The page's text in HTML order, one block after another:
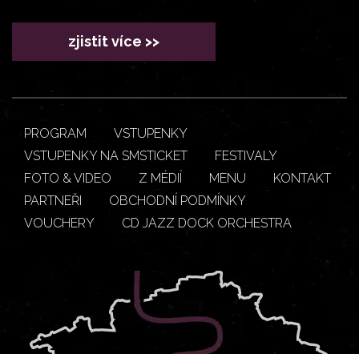
zjistit více >>
PROGRAM
VSTUPENKY
VSTUPENKY NA SMSTICKET
FESTIVALY
FOTO & VIDEO
Z MÉDIÍ MENU
KONTAKT
PARTNEŘI
OBCHODNÍ PODMÍNKY
VOUCHERY
CD JAZZ DOCK ORCHESTRA